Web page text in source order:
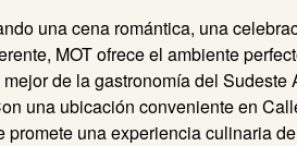
una cena romántica, una
MOT ofrece el ambiente
de la gastronomía del
una ubicación conveniente en
promete una experiencia culinaria